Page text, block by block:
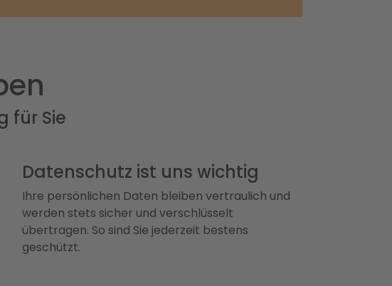
für Sie
Datenschutz ist uns wichtig
Ihre persönlichen Daten bleiben vertraulich und
werden stets sicher und verschlüsselt
übertragen. So sind Sie jederzeit bestens
geschützt.